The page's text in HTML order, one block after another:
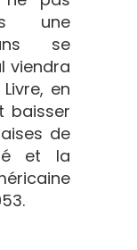
une
se
viendra
en
baisser
de
et la